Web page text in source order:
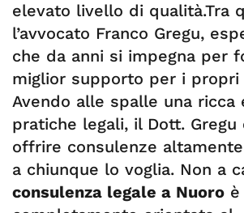
elevato livello di qualità.Tra
l’avvocato Franco Gregu,
che da anni si impegna per
miglior supporto per i propri
Avendo alle spalle una ricca
pratiche legali, il Dott. Gregu
offrire consulenze
a chiunque lo voglia. Non a
consulenza legale a Nuoro è